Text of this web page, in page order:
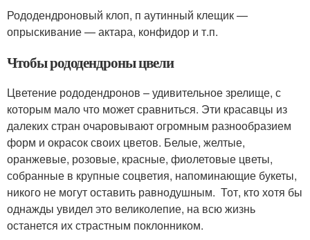
Рододендроновый клоп, п аутинный клещик —
опрыскивание — актара, конфидор и т.п.
Чтобы рододендроны цвели
Цветение рододендронов – удивительное зрелище, с
которым мало что может сравниться. Эти красавцы из
далеких стран очаровывают огромным разнообразием
форм и окрасок своих цветов. Белые, желтые,
оранжевые, розовые, красные, фиолетовые цветы,
собранные в крупные соцветия, напоминающие букеты,
никого не могут оставить равнодушным. Тот, кто хотя бы
однажды увидел это великолепие, на всю жизнь
останется их страстным поклонником.